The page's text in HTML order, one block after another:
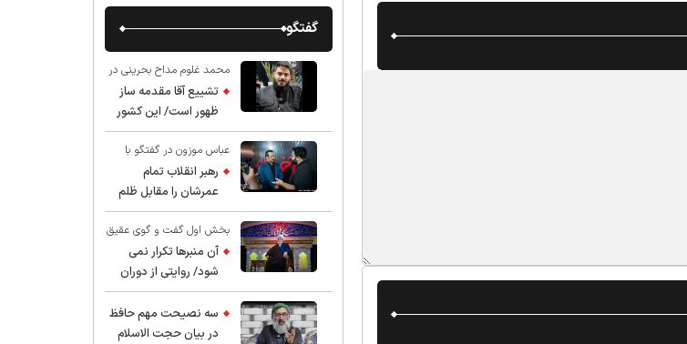
گفتگو
محمد غلوم مداح بحرینی در
گفت و گو با عقیق:
تشییع آقا مقدمه ساز
ظهور است/ این کشور
صاحب دارد
عباس موزون در گفتگو با
عقیق:رهبر انقلاب تمام
عمرشان را مقابل ظلم
ایستادند پس نباید از
شهادت ایشان شگفت
زده شد
بخش اول گفت و گوی عقیق
با استاد حسین انصاریان:
آن منبرها تکرار نمی
شود/ روایتی از دوران
کودکی و نوجوانی این
واعظ بزرگ و نویسنده و
پژوهشگر جهان اسلام
سه نصیحت مهم حافظ
در بیان حجت الاسلام